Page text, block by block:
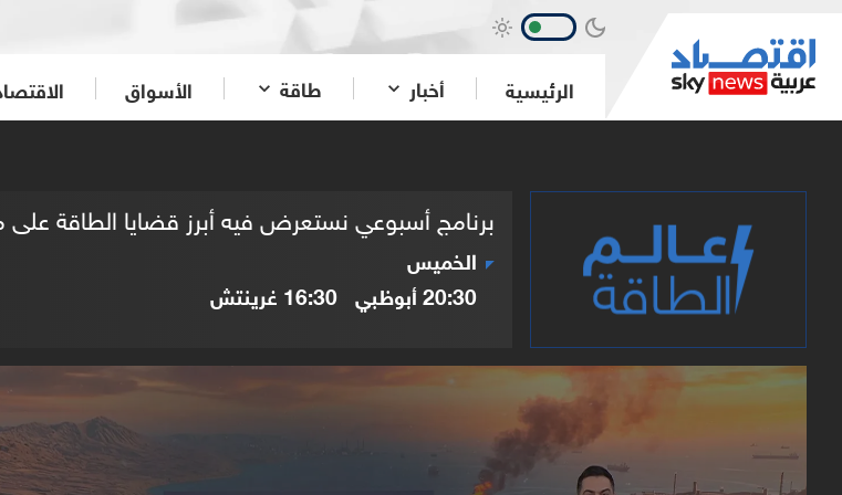
الرئيسية أخبار طاقة الأسواق
برنامج أسبوعي نستعرض فيه أبرز قضايا الطاقة
الخميس
20:30أبوظبي 16:30 غرينتش